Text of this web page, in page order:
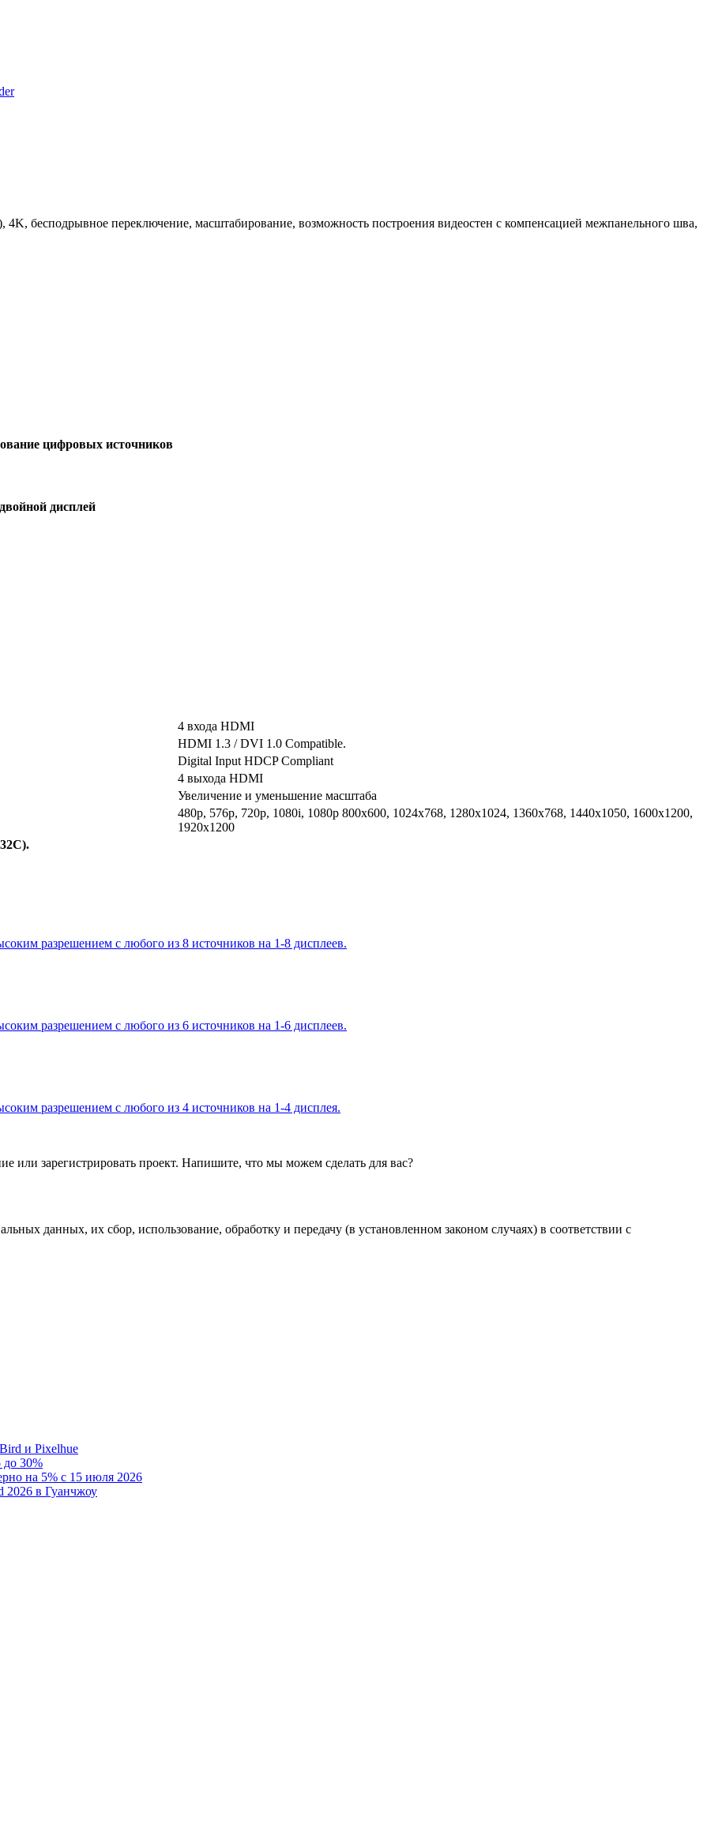
бесподрывное переключение, масштабирование, возможность построения видеостен с компенсацией межпанельного шва,
цифровых источников
дисплей
4 входа HDMI
HDMI 1.3 / DVI 1.0 Compatible.
Digital Input HDCP Compliant
4 выхода HDMI
Увеличение и уменьшение масштаба
480p, 576p, 720p, 1080i, 1080p 800x600, 1024x768, 1280x1024, 1360x768, 1440x1050, 1600x1200,
1920x1200
разрешением с любого из 8 источников на 1-8 дисплеев.
разрешением с любого из 6 источников на 1-6 дисплеев.
разрешением с любого из 4 источников на 1-4 дисплея.
или зарегистрировать проект. Напишите, что мы можем сделать для вас?
данных, их сбор, использование, обработку и передачу (в установленном законом случаях) в соответствии с
и Pixelhue
30%
на 5% с 15 июля 2026
2026 в Гуанчжоу